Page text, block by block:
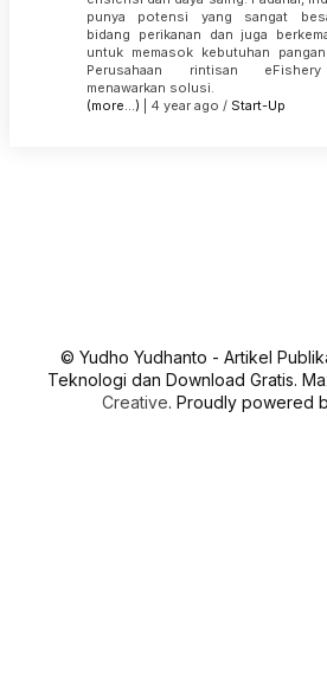
punya potensi yang sangat
bidang perikanan dan juga
untuk memasok kebutuhan
Perusahaan rintisan
menawarkan solusi.
(more…) | 4 year ago / Start-Up
© Yudho Yudhanto - Artikel
Teknologi dan Download Gratis.
Creative. Proudly powered